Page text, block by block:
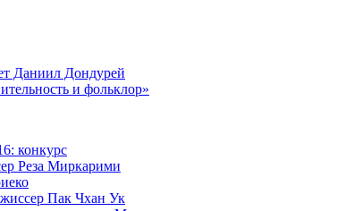
Даниил Дондурей
и фольклор»
конкурс
Реза Миркарими
Пак Чхан Ук